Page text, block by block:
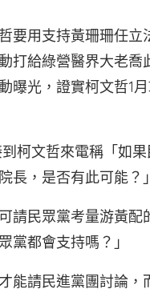
要用支持黃珊珊任
打給綠營醫界大老
曝光，證實柯文哲1
柯文哲來電稱「如
長，是否有此可能？
請民眾黨考量游黃
黨都會支持嗎？」
能請民進黨團討論